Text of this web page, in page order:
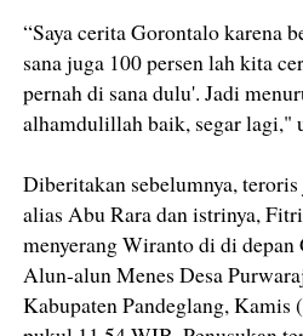
“Saya cerita Gorontalo karena
sana juga 100 persen lah kita
pernah di sana dulu'. Jadi
alhamdulillah baik, segar lagi,"
Diberitakan sebelumnya,
alias Abu Rara dan istrinya,
menyerang Wiranto di di depan
Alun-alun Menes Desa
Kabupaten Pandeglang, Kamis